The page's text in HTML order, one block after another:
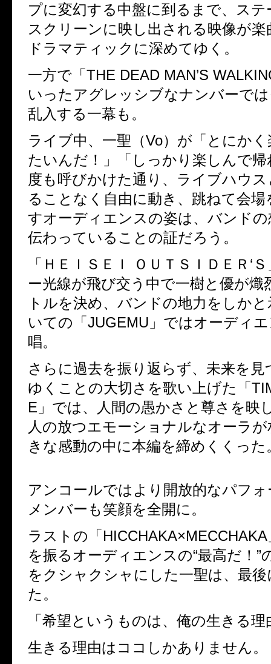
プに変幻する中盤に到るまで、ステ
スクリーンに映し出される映像が楽
ドラマティックに深めてゆく。
一方で「THE DEAD MAN’S
いったアグレッシブなナンバーで
乱入する一幕も。
ライブ中、一聖（Vo）が「とにか
たいんだ！」「しっかり楽しんで
度も呼びかけた通り、ライブハウ
ることなく自由に動き、跳ねて会
すオーディエンスの姿は、バンド
伝わっていることの証だろう。
「ＨＥＩＳＥＩ ＯＵＴＳＩＤＥＲ‘
ー光線が飛び交う中で一樹と優が熾
トルを決め、バンドの地力をしか
いての「JUGEMU」ではオーディ
唱。
さらに過去を振り返らず、未来を
ゆくことの大切さを歌い上げた「
E」では、人間の愚かさと尊さを映
人の放つエモーショナルなオーラ
きな感動の中に本編を締めくくった
アンコールではより開放的なパフ
メンバーも笑顔を全開に。
ラストの「
を振るオーディエンスの“最高だ！”
をクシャクシャにした一聖は、最
た。
「希望というものは、俺の生きる
生きる理由はココしかありません。